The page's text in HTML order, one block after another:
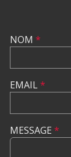
NOM *
EMAIL*
MESSAGE *